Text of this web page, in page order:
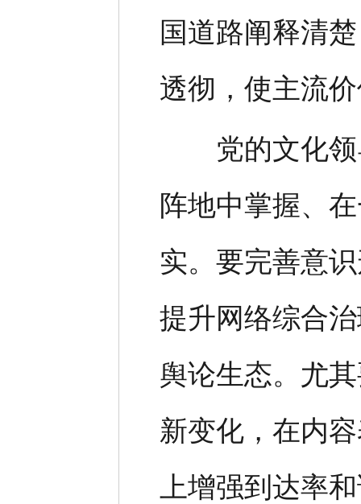
国道路阐释清
透彻，使主流
党的文化领
阵地中掌握、
实。要完善意
提升网络综合
舆论生态。尤
新变化，在内
上增强到达率